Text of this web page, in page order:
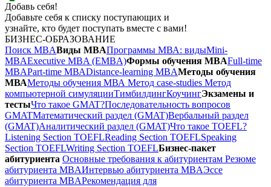
Добавь себя!
Добавьте себя к списку поступающих и
узнайте, кто будет поступать вместе с вами!
БИЗНЕС-ОБРАЗОВАНИЕ
Поиск MBAВиды MBAПрограммы МВА: видыMini-
MBAExecutive MBA (EMBA)Формы обучения MBAFull-time
MBAPart-time МВАDistance-learning MBAМетоды обучения
МВАМетоды обучения МВА Метод case-studies Метод
компьютерной симуляцииТимбилдингКоучингЭкзамены и
тестыЧто такое GMAT?Последовательность вопросов
GMATМатематический раздел (GMAT)Вербальный раздел
(GMAT)Аналитический раздел (GMAT)Что такое TOEFL?
Listening Section TOEFLReading Section TOEFLSpeaking
Section TOEFLWriting Section TOEFLБизнес-пакет
абитуриента Основные требования к абитуриентам Резюме
абитуриента MBAИнтервью абитуриента MBAЭссе
абитуриента MBAРекомендация для